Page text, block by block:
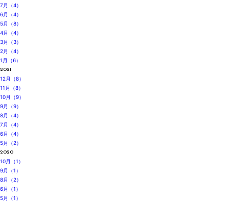
7月（4）
6月（4）
5月（8）
4月（4）
3月（3）
2月（4）
1月（6）
2021
12月（8）
11月（8）
10月（9）
9月（9）
8月（4）
7月（4）
6月（4）
5月（2）
2020
10月（1）
9月（1）
8月（2）
6月（1）
5月（1）